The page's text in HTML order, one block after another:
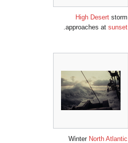
High Desert storm
approaches at sunset
.
Winter North Atlantic